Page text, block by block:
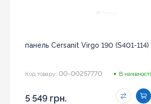
панель Cersanit Virgo 190 (S401-114)
Код товару: 00-00257770 В наявності
5 549 грн.